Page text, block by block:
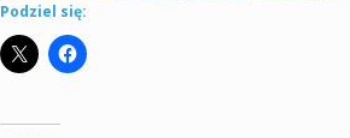
Podziel się: